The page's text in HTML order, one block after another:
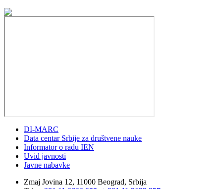
DI-MARC
Data centar Srbije za društvene nauke
Informator o radu IEN
Uvid javnosti
Javne nabavke
Zmaj Jovina 12, 11000 Beograd, Srbija